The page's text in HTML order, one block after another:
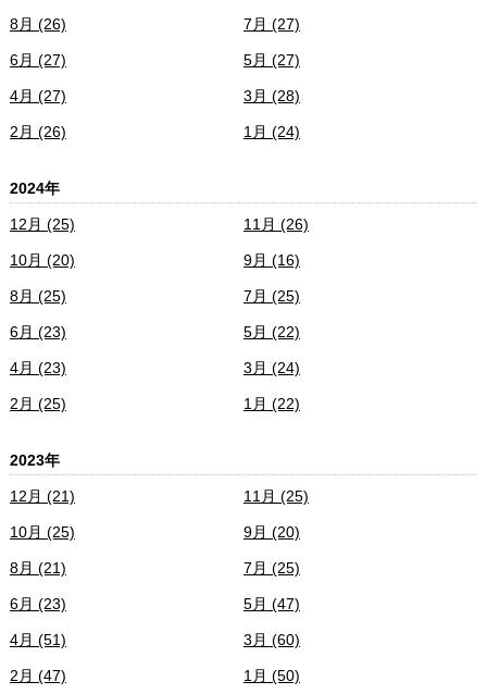
8月 (26) 7月 (27)
6月 (27) 5月 (27)
4月 (27) 3月 (28)
2月 (26) 1月 (24)
2024年
12月 (25) 11月 (26)
10月 (20) 9月 (16)
8月 (25) 7月 (25)
6月 (23) 5月 (22)
4月 (23) 3月 (24)
2月 (25) 1月 (22)
2023年
12月 (21) 11月 (25)
10月 (25) 9月 (20)
8月 (21) 7月 (25)
6月 (23) 5月 (47)
4月 (51) 3月 (60)
2月 (47) 1月 (50)